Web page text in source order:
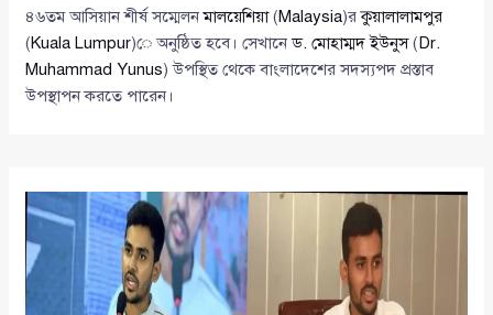
৪৬তম আসিয়ান শীর্ষ সম্মেলনমালয়েশিয়া(Malaysia)রকুয়ালালামপুর
(Kuala Lumpur)ে অনুষ্ঠিত হবে। সেখানেড. মোহাম্মদ ইউনুস( Dr.
Muhammad Yunus) উপস্থিত থেকে বাংলাদেশের সদস্যপদ প্রস্তাব
উপস্থাপন করতে পারেন।